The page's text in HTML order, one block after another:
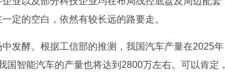
定的空白，依然有较长远的路要走。
发酵。根据工信部的推测，我国汽车产量在2025年
国智能汽车的产量也将达到2800万左右。可以肯定